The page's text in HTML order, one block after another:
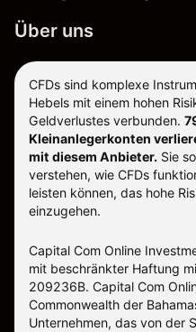
Über uns
CFDs sind komplexe
Hebels mit einem hohen
Geldverlustes verbunden.
Kleinanlegerkonten
mit diesem Anbieter. Sie
verstehen, wie CFDs
leisten können, das hohe
einzugehen.
Capital Com Online
mit beschränkter Haftung
209236B. Capital Com
Commonwealth der
Unternehmen, das von der